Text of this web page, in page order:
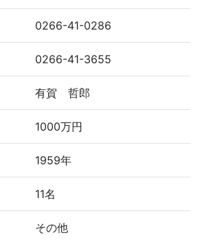
0266-41-0286
0266-41-3655
有賀 哲郎
1000万円
1959年
11名
その他